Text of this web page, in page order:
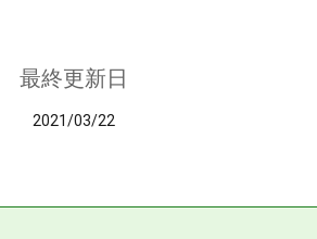
最終更新日
2021/03/22